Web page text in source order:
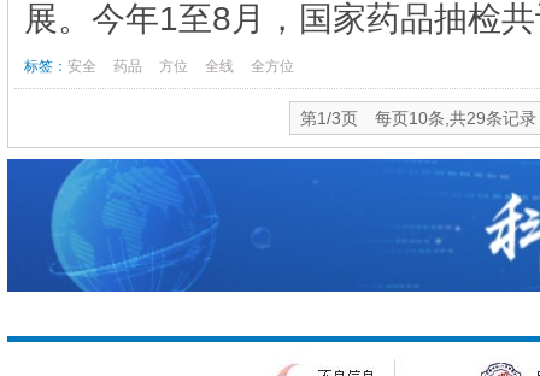
展。今年1至8月，国家药品抽检
标签： 安全 药品 方位 全线 全方位
第1/3页 每页10条,共29条记录